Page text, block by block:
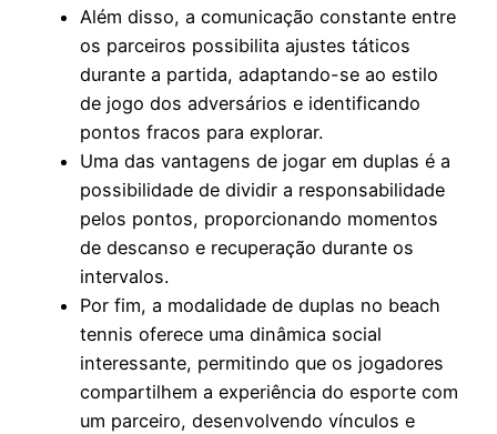
Além disso, a comunicação constante entre
os parceiros possibilita ajustes táticos
durante a partida, adaptando-se ao estilo
de jogo dos adversários e identificando
pontos fracos para explorar.
Uma das vantagens de jogar em duplas é a
possibilidade de dividir a responsabilidade
pelos pontos, proporcionando momentos
de descanso e recuperação durante os
intervalos.
Por fim, a modalidade de duplas no beach
tennis oferece uma dinâmica social
interessante, permitindo que os jogadores
compartilhem a experiência do esporte com
um parceiro, desenvolvendo vínculos e